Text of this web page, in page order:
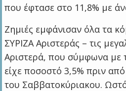
που έφτασε στο 11,8% με
Ζημιές εμφάνισαν όλα τα
ΣΥΡΙΖΑ Αριστεράς – τις
Αριστερά, που σύμφωνα με
είχε ποσοστό 3,5% πριν
του Σαββατοκύριακου.